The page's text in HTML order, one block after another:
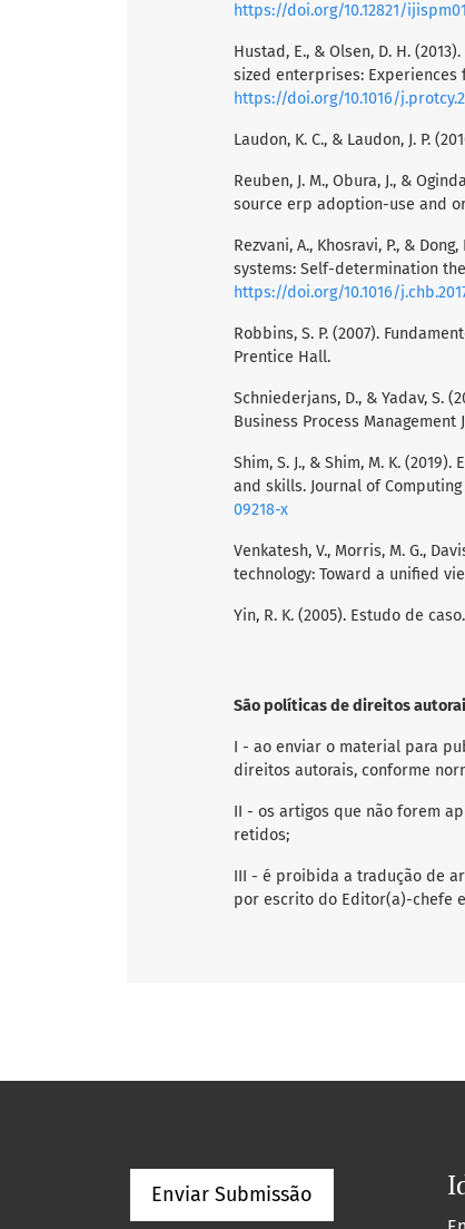
https://doi.org/10.12821/
Hustad, E., & Olsen, D. H.
sized enterprises: Experiences
https://doi.org/10.1016/
Laudon, K. C., & Laudon, J. P.
Reuben, J. M., Obura, J., &
source erp adoption-use and
Rezvani, A., Khosravi, P., &
systems: Self-determination
https://doi.org/10.1016/
Robbins, S. P. (2007).
Prentice Hall.
Schniederjans, D., & Yadav, S.
Business Process Management
Shim, S. J., & Shim, M. K.
and skills. Journal of
09218-x
Venkatesh, V., Morris, M. G.,
technology: Toward a unified
Yin, R. K. (2005). Estudo de
São políticas de direitos
I - ao enviar o material para
direitos autorais, conforme
II - os artigos que não forem
retidos;
III - é proibida a tradução de
por escrito do Editor(a)-chefe
Enviar Submissão